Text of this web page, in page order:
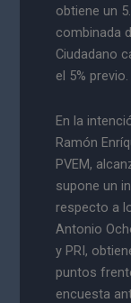
obtiene un
combinada
Ciudadano
el 5% previo.
En la
Ramón
PVEM,
supone un
respecto a
Antonio
y PRI,
puntos
encuesta